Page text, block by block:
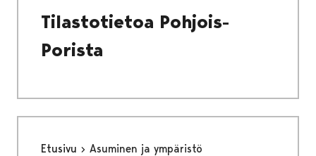
Tilastotietoa Pohjois-
Porista
Etusivu Asuminen ja ympäristö